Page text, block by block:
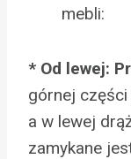
mebli:
* Od lewej:
górnej części
a w lewej
zamykane